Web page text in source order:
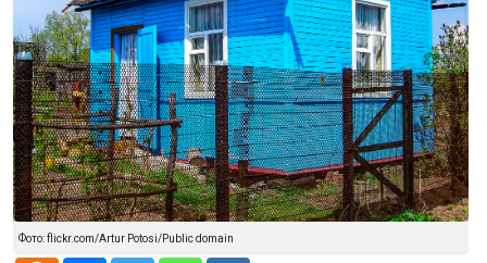
Фото: flickr.com/Artur Potosi/Public domain